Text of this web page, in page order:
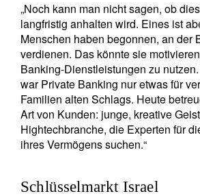
„Noch kann man nicht sagen, ob
langfristig anhalten wird. Eines ist
Menschen haben begonnen, an der
verdienen. Das könnte sie
Banking-Dienstleistungen zu
war Private Banking nur etwas für
Familien alten Schlags. Heute
Art von Kunden: junge, kreative
Hightechbranche, die Experten für
ihres Vermögens suchen.“
Schlüsselmarkt Israel